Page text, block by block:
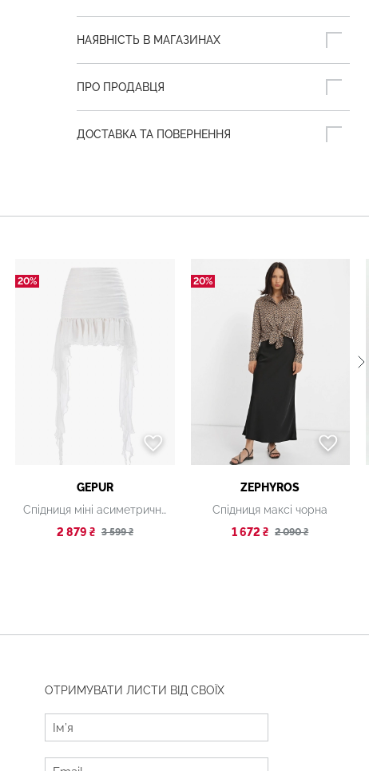
НАЯВНІСТЬ В МАГАЗИНАХ
ПРО ПРОДАВЦЯ
ДОСТАВКА ТА ПОВЕРНЕННЯ
20%
GEPUR
Спідниця міні асиметричного крою
2 879 ₴ 3 599 ₴
20%
ZEPHYROS
Спідниця максі чорна
1 672 ₴ 2 090 ₴
ОТРИМУВАТИ ЛИСТИ ВІД СВОЇХ